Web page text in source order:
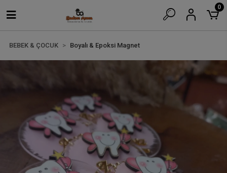
0
BEBEK & ÇOCUK Boyalı & Epoksi Magnet